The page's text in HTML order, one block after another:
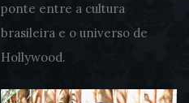
ponte entre a cultura
brasileira e o universo de
Hollywood.